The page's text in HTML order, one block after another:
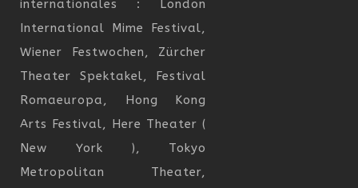
internationales : London
International Mime Festival,
Wiener Festwochen, Zürcher
Theater Spektakel, Festival
Romaeuropa, Hong Kong
Arts Festival, Here Theater (
New York ), Tokyo
Metropolitan Theater,